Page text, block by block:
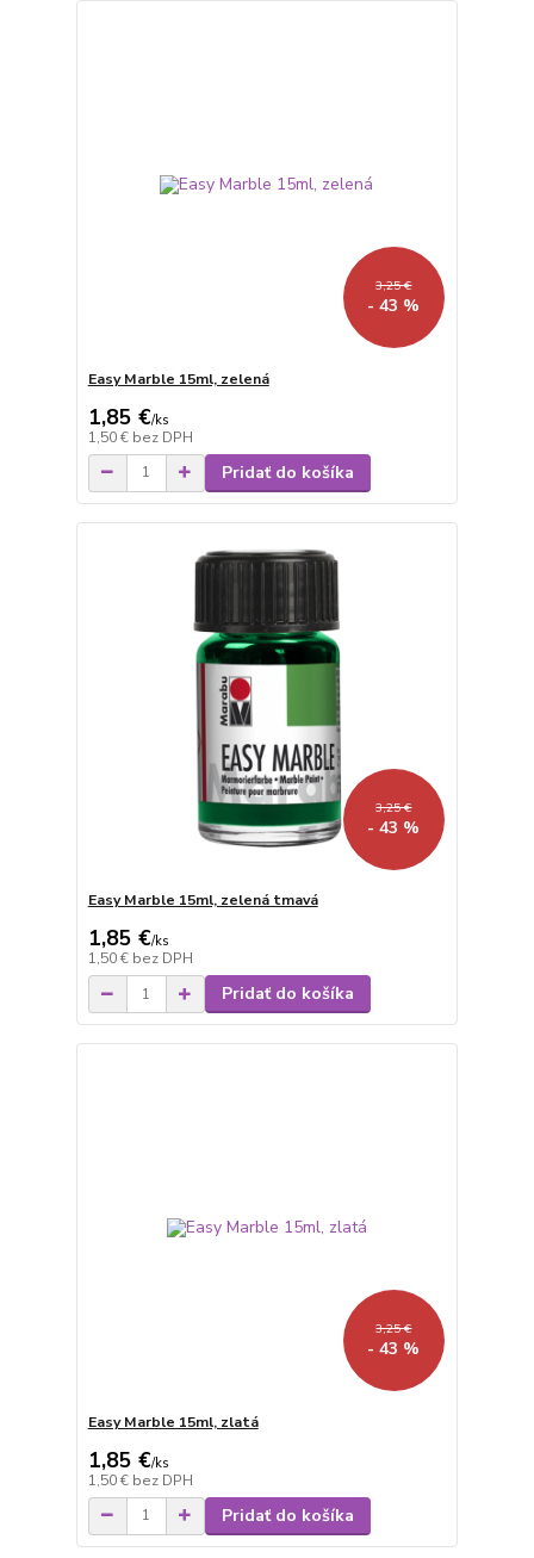
3,25 €
- 43 %
Easy Marble 15ml, zelená
1,85 €/ks
1,50 € bez DPH
Pridať do košíka
3,25 €
- 43 %
Easy Marble 15ml, zelená tmavá
1,85 €/ks
1,50 € bez DPH
Pridať do košíka
3,25 €
- 43 %
Easy Marble 15ml, zlatá
1,85 €/ks
1,50 € bez DPH
Pridať do košíka